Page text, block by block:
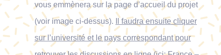
vous emmènera sur la page d’accueil du projet
(voir image ci-dessus).
Il faudra ensuite cliquer
sur l’université et le pays correspondant pour